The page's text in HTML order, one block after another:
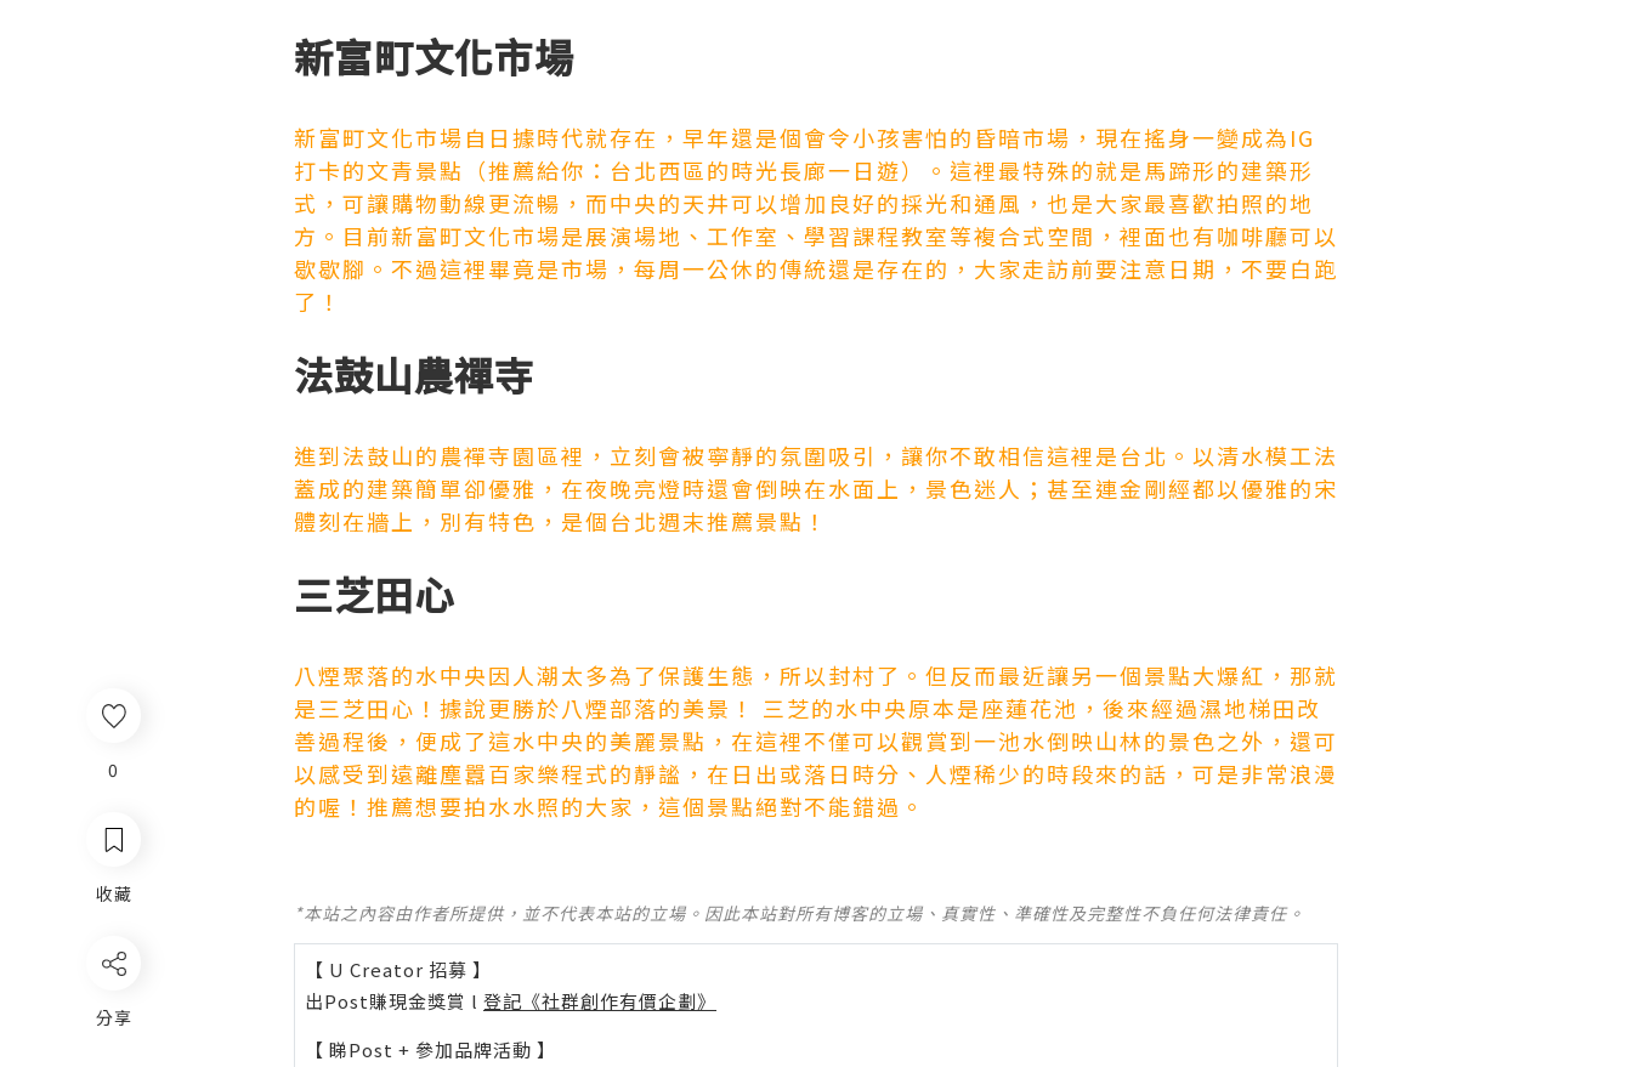
0
收藏
分享
新富町文化市場
新富町文化市場自日據時代就存在，早年還是個會令小孩害怕的昏暗市場，現在搖身一變成為IG
打卡的文青景點（推薦給你：台北西區的時光長廊一日遊）。這裡最特殊的就是馬蹄形的建築形
式，可讓購物動線更流暢，而中央的天井可以增加良好的採光和通風，也是大家最喜歡拍照的地
方。目前新富町文化市場是展演場地、工作室、學習課程教室等複合式空間，裡面也有咖啡廳可以
歇歇腳。不過這裡畢竟是市場，每周一公休的傳統還是存在的，大家走訪前要注意日期，不要白跑
了！
法鼓山農禪寺
進到法鼓山的農禪寺園區裡，立刻會被寧靜的氛圍吸引，讓你不敢相信這裡是台北。以清水模工法
蓋成的建築簡單卻優雅，在夜晚亮燈時還會倒映在水面上，景色迷人；甚至連金剛經都以優雅的宋
體刻在牆上，別有特色，是個台北週末推薦景點！
三芝田心
八煙聚落的水中央因人潮太多為了保護生態，所以封村了。但反而最近讓另一個景點大爆紅，那就
是三芝田心！據說更勝於八煙部落的美景！ 三芝的水中央原本是座蓮花池，後來經過濕地梯田改
善過程後，便成了這水中央的美麗景點，在這裡不僅可以觀賞到一池水倒映山林的景色之外，還可
以感受到遠離塵囂百家樂程式的靜謐，在日出或落日時分、人煙稀少的時段來的話，可是非常浪漫
的喔！推薦想要拍水水照的大家，這個景點絕對不能錯過。
*本站之內容由作者所提供，並不代表本站的立場。因此本站對所有博客的立場、真實性、準確性及完整性不負任何法律責任。
【 U Creator 招募 】
出Post賺現金獎賞 l 登記《社群創作有價企劃》
【 睇Post + 參加品牌活動 】